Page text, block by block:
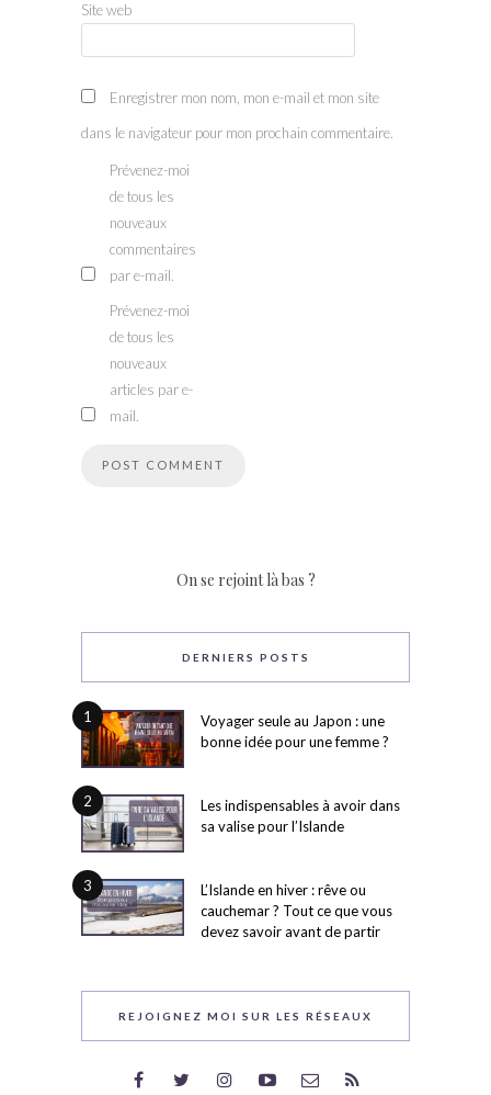
Site web
Enregistrer mon nom, mon e-mail et mon site
dans le navigateur pour mon prochain commentaire.
Prévenez-moi
de tous les
nouveaux
commentaires
par e-mail.
Prévenez-moi
de tous les
nouveaux
articles par e-
mail.
On se rejoint là bas ?
DERNIERS POSTS
1
Voyager seule au Japon : une
bonne idée pour une femme ?
2
Les indispensables à avoir dans
sa valise pour l’Islande
3
L’Islande en hiver : rêve ou
cauchemar ? Tout ce que vous
devez savoir avant de partir
REJOIGNEZ MOI SUR LES RÉSEAUX